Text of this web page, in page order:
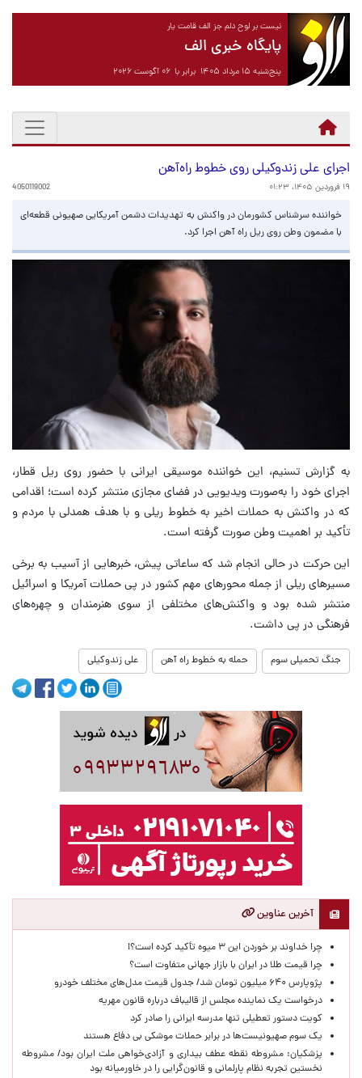
نیست بر لوح دلم جز الف قامت یار
پایگاه خبری الف
پنج‌شنبه ۱۵ مرداد ۱۴۰۵ برابر با ۰۶ آگوست ۲۰۲۶
اجرای علی زندوکیلی روی خطوط راه‌آهن
۱۹ فروردین ۱۴۰۵، ۰۱:۲۳ 4050119002
خواننده سرشناس کشورمان در واکنش به تهدیدات دشمن آمریکایی صهیونی قطعه‌ای
با مضمون وطن روی ریل راه آهن اجرا کرد.
به گزارش تسنیم، این خواننده موسیقی ایرانی با حضور روی ریل قطار،
اجرای خود را به‌صورت ویدیویی در فضای مجازی منتشر کرده است؛ اقدامی
که در واکنش به حملات اخیر به خطوط ریلی و با هدف همدلی با مردم و
تأکید بر اهمیت وطن صورت گرفته است.
این حرکت در حالی انجام شد که ساعاتی پیش، خبرهایی از آسیب به برخی
مسیرهای ریلی از جمله محورهای مهم کشور در پی حملات آمریکا و اسرائیل
منتشر شده بود و واکنش‌های مختلفی از سوی هنرمندان و چهره‌های
فرهنگی در پی داشت.
جنگ تحمیلی سوم حمله به خطوط راه آهن علی زندوکیلی
آخرین عناوین
چرا خداوند بر خوردن این ۳ میوه تأکید کرده است؟!
چرا قیمت طلا در ایران با بازار جهانی متفاوت است؟
پژوپارس ۶۴۰ میلیون تومان شد/ جدول قیمت مدل‌های مختلف خودرو
درخواست یک نماینده مجلس از قالیباف درباره قانون مهریه
کویت دستور تعطیلی تنها مدرسه ایرانی را صادر کرد
یک‌ سوم صهیونیست‌ها در برابر حملات موشکی بی دفاع هستند
پزشکیان: مشروطه نقطه عطف بیداری و آزادی‌خواهی ملت ایران بود/ مشروطه
نخستین تجربه نظام پارلمانی و قانون‌گرایی را در خاورمیانه بود